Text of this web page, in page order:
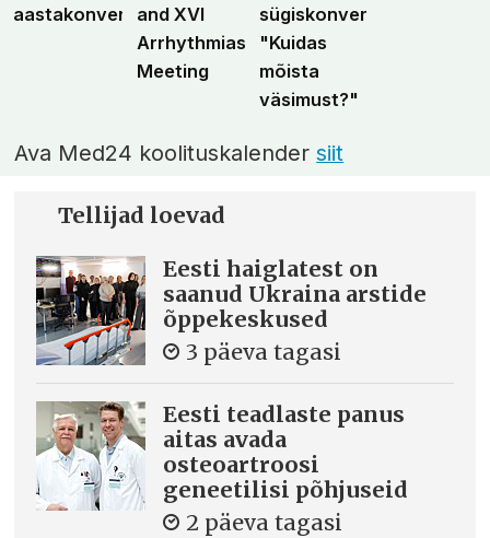
aastakonverentsand XVI
Arrhythmias
Meeting
sügiskonverents
"Kuidas
mõista
väsimust?"
Ava Med24 koolituskalendersiit
Tellijad loevad
Eesti haiglatest on
saanud Ukraina arstide
õppekeskused
3 päeva tagasi
Eesti teadlaste panus
aitas avada
osteoartroosi
geneetilisi põhjuseid
2 päeva tagasi